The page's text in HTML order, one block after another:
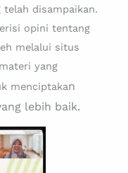
disampaikan.
opini tentang
melalui situs
yang
menciptakan
lebih baik.